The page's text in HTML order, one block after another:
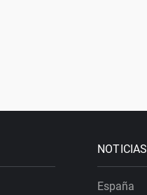
NOTICIAS
España